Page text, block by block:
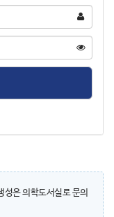
은 의학도서실로 문의